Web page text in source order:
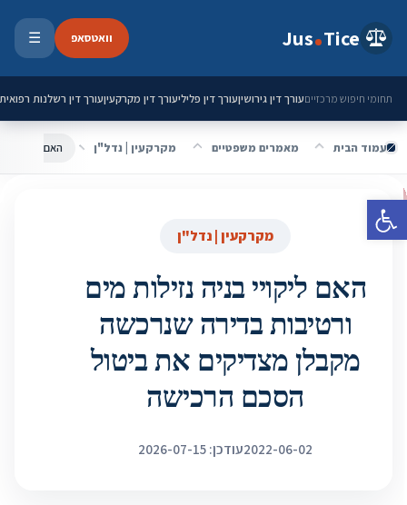
פתח סרגל נגישות
Jus Tice וואטסאפ ☰
תחומי חיפוש מרכזייםעורך דין גירושיןעורך דין פליליעורך דין מקרקעיןעורך דין רשלנות רפואית
עמוד הבית מאמרים משפטיים מקרקעין | נדל"ן
מקרקעין | נדל"ן
האם ליקויי בניה נזילות מים
ורטיבות בדירה שנרכשה
מקבלן מצדיקים את ביטול
הסכם הרכישה
2022-06-02עודכן: 2026-07-15